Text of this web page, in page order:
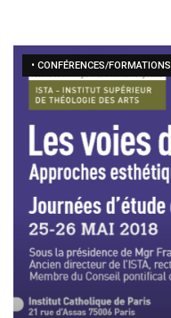
• CONFÉRENCES/FORMATIONS